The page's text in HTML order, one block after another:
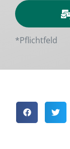
Alternative:
*Pflichtfeld